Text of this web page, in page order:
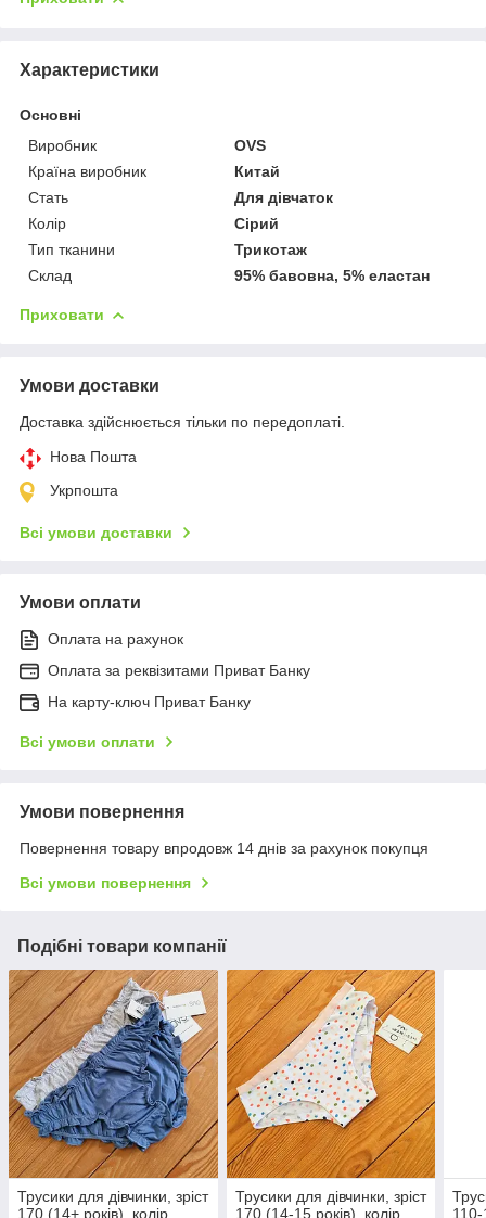
Характеристики
Основні
Виробник
OVS
Країна виробник
Китай
Стать
Для дівчаток
Колір
Сірий
Тип тканини
Трикотаж
Склад
95% бавовна, 5% еластан
Приховати
Умови доставки
Доставка здійснюється тільки по передоплаті.
Нова Пошта
Укрпошта
Всі умови доставки
Умови оплати
Оплата на рахунок
Оплата за реквізитами Приват Банку
На карту-ключ Приват Банку
Всі умови оплати
Умови повернення
Повернення товару впродовж 14 днів за рахунок покупця
Всі умови повернення
Подібні товари компанії
Трусики для дівчинки, зріст
170 (14+ років), колір
Трусики для дівчинки, зріст
170 (14-15 років), колір
110-